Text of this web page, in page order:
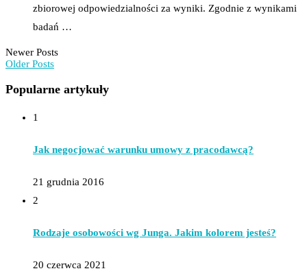
zbiorowej odpowiedzialności za wyniki. Zgodnie z wynikami
badań …
Newer Posts
Older Posts
Popularne artykuły
1
Jak negocjować warunku umowy z pracodawcą?
21 grudnia 2016
2
Rodzaje osobowości wg Junga. Jakim kolorem jesteś?
20 czerwca 2021